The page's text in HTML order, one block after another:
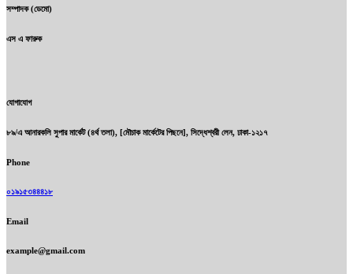
সম্পাদক (ডেমো)
এস এ ফারুক
যোগাযোগ
৮৯/এ আনারকলি সুপার মার্কেট (৪র্থ তলা), [মৌচাক মার্কেটের পিছনে], সিদ্ধেশ্বরী লেন, ঢাকা-১২১৭
Phone
০১৯১৫৩৪৪৪১৮
Email
example@gmail.com